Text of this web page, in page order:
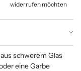
widerrufen möchten
schwerem Glas
eine Garbe